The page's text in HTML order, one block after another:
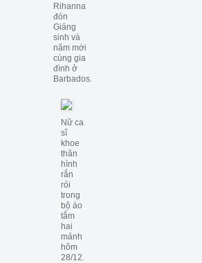
Rihanna
đón
Giáng
sinh và
năm mới
cùng gia
đình ở
Barbados.
Nữ ca
sĩ
khoe
thân
hình
rắn
rỏi
trong
bộ áo
tắm
hai
mảnh
hôm
28/12.